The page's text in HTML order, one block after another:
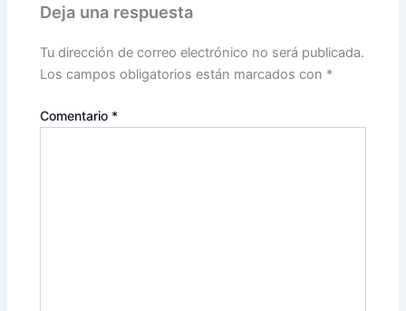
Deja una respuesta
Tu dirección de correo electrónico no será publicada.
Los campos obligatorios están marcados con *
Comentario *